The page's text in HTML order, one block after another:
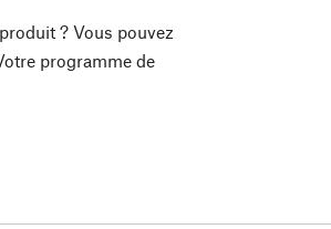
? Vous pouvez
programme de